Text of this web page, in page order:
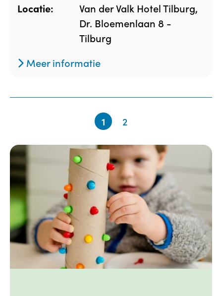
Locatie:
Van der Valk Hotel Tilburg,
Dr. Bloemenlaan 8 -
Tilburg
Meer informatie
1 2